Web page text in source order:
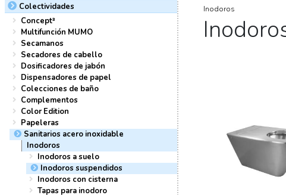
Colectividades
Concept³
Multifunción MUMO
Secamanos
Secadores de cabello
Dosificadores de jabón
Dispensadores de papel
Colecciones de baño
Complementos
Color Edition
Papeleras
Sanitarios acero inoxidable
Inodoros
Inodoros a suelo
Inodoros suspendidos
Inodoros con cisterna
Tapas para inodoro
Inodoros